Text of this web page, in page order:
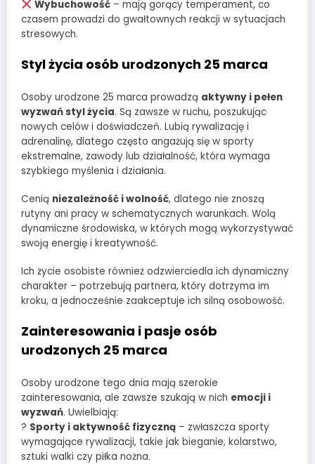
Wybuchowość – mają gorący temperament, co
czasem prowadzi do gwałtownych reakcji w sytuacjach
stresowych.
Styl życia osób urodzonych 25 marca
Osoby urodzone 25 marca prowadzą aktywny i pełen
wyzwań styl życia. Są zawsze w ruchu, poszukując
nowych celów i doświadczeń. Lubią rywalizację i
adrenalinę, dlatego często angażują się w sporty
ekstremalne, zawody lub działalność, która wymaga
szybkiego myślenia i działania.
Cenią niezależność i wolność, dlatego nie znoszą
rutyny ani pracy w schematycznych warunkach. Wolą
dynamiczne środowiska, w których mogą wykorzystywać
swoją energię i kreatywność.
Ich życie osobiste również odzwierciedla ich dynamiczny
charakter – potrzebują partnera, który dotrzyma im
kroku, a jednocześnie zaakceptuje ich silną osobowość.
Zainteresowania i pasje osób
urodzonych 25 marca
Osoby urodzone tego dnia mają szerokie
zainteresowania, ale zawsze szukają w nich emocji i
wyzwań. Uwielbiają:
? Sporty i aktywność fizyczną – zwłaszcza sporty
wymagające rywalizacji, takie jak bieganie, kolarstwo,
sztuki walki czy piłka nożna.